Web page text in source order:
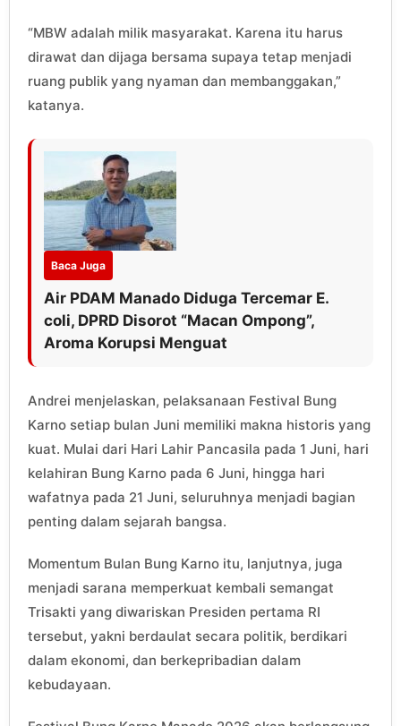
“MBW adalah milik masyarakat. Karena itu harus
dirawat dan dijaga bersama supaya tetap menjadi
ruang publik yang nyaman dan membanggakan,”
katanya.
Baca Juga
Air PDAM Manado Diduga Tercemar E.
coli, DPRD Disorot “Macan Ompong”,
Aroma Korupsi Menguat
Andrei menjelaskan, pelaksanaan Festival Bung
Karno setiap bulan Juni memiliki makna historis yang
kuat. Mulai dari Hari Lahir Pancasila pada 1 Juni, hari
kelahiran Bung Karno pada 6 Juni, hingga hari
wafatnya pada 21 Juni, seluruhnya menjadi bagian
penting dalam sejarah bangsa.
Momentum Bulan Bung Karno itu, lanjutnya, juga
menjadi sarana memperkuat kembali semangat
Trisakti yang diwariskan Presiden pertama RI
tersebut, yakni berdaulat secara politik, berdikari
dalam ekonomi, dan berkepribadian dalam
kebudayaan.